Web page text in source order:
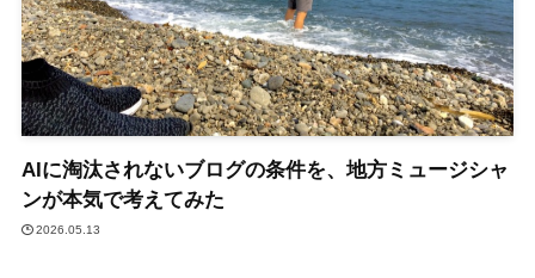
AIに淘汰されないブログの条件を、地方ミュージシャ
ンが本気で考えてみた
2026.05.13